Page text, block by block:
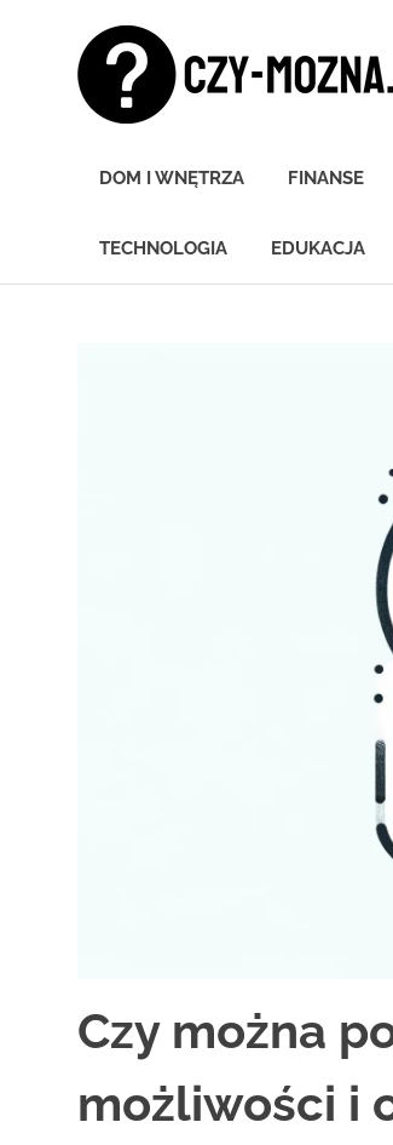
DOM I WNĘTRZA FINANSE
TECHNOLOGIA EDUKACJA
Czy można
możliwości i